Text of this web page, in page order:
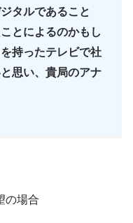
タルであること
とによるのかもし
持ったテレビで社
思い、貴局のアナ
の場合